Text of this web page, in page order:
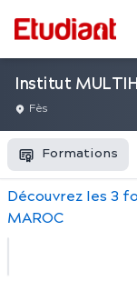
Institut
Fès
Formations
Découvrez les 3
MAROC